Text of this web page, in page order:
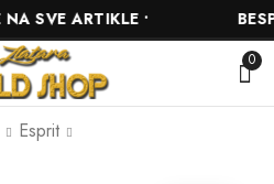
SVE ARTIKLE •
0
Esprit